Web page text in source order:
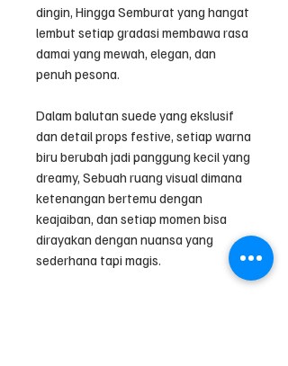
dingin, Hingga Semburat yang hangat
lembut setiap gradasi membawa rasa
damai yang mewah, elegan, dan
penuh pesona.
Dalam balutan suede yang ekslusif
dan detail props festive, setiap warna
biru berubah jadi panggung kecil yang
dreamy, Sebuah ruang visual dimana
ketenangan bertemu dengan
keajaiban, dan setiap momen bisa
dirayakan dengan nuansa yang
sederhana tapi magis.